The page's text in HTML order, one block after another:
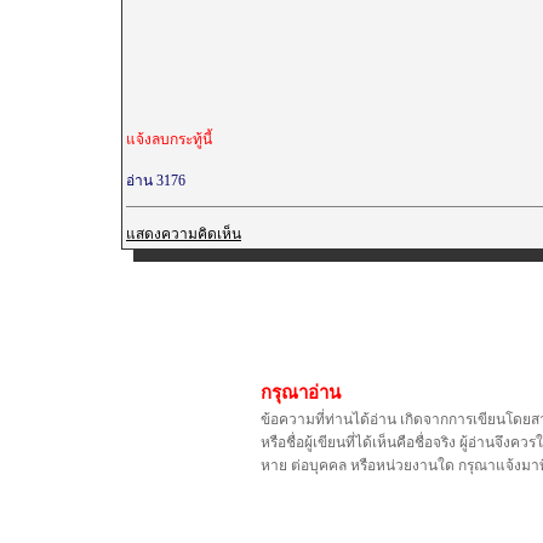
แจ้งลบกระทู้นี้
อ่าน 3176
แสดงความคิดเห็น
กรุณาอ่าน
ข้อความที่ท่านได้อ่าน เกิดจากการเขียนโดย
หรือชื่อผู้เขียนที่ได้เห็นคือชื่อจริง ผู้อ่านจึงคว
หาย ต่อบุคคล หรือหน่วยงานใด กรุณาแจ้งมา